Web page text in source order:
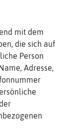
mit dem
die sich auf
Person
Adresse,